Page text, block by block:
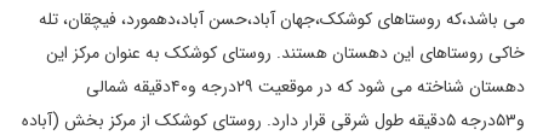
می باشد،که روستاهای کوشکک،جهان آباد،حسن آباد،دهمورد، فیچقان، تله
خاکی روستاهای این دهستان هستند. روستای کوشکک به عنوان مرکز این
دهستان شناخته می شود که در موقعیت ۲۹درجه و۴۰دقیقه شمالی
و۵۳درجه ۵دقیقه طول شرقی قرار دارد. روستای کوشکک از مرکز بخش (آباده